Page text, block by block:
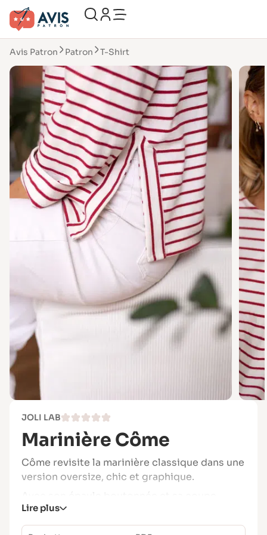
Avis Patron Patron T-Shirt
JOLI LAB
Marinière Côme
Côme revisite la marinière classique dans une
version oversize, chic et graphique.
ample, ce modèle confortable peut être
cousu avec ou sans fente sur les côtés.
Lire plus